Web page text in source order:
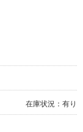
在庫状況：有り